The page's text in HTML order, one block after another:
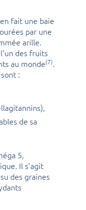
fait une baie
par une
arille.
des fruits
au monde(7).
:
de sa
5,
Il s’agit
des graines